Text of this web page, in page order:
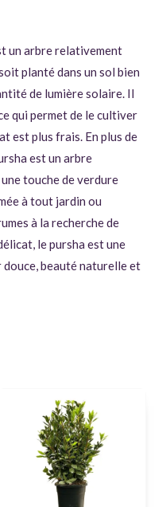
un arbre relativement
planté dans un sol bien
de lumière solaire. Il
qui permet de le cultiver
est plus frais. En plus de
est un arbre
touche de verdure
à tout jardin ou
à la recherche de
le pursha est une
beauté naturelle et